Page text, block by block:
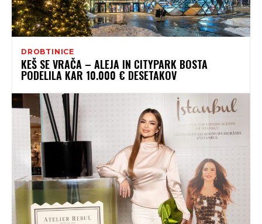
DROBTINICE
KEŠ SE VRAČA – ALEJA IN CITYPARK BOSTA
PODELILA KAR 10.000 € DESETAKOV